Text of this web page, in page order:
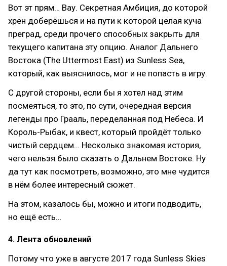
Вот эт прям… Вау. Секретная Амбиция, до которой
хрен доберёшься и на пути к которой целая куча
преград, среди прочего способных закрыть для
текущего капитана эту опцию. Аналог Дальнего
Востока (The Uttermost East) из Sunless Sea,
который, как выяснилось, мог и не попасть в игру.
С другой стороны, если бы я хотел над этим
посмеяться, то это, по сути, очередная версия
легенды про Грааль, переделанная под Небеса. И
Король-Рыбак, и квест, который пройдёт только
чистый сердцем… Несколько знакомая история,
чего нельзя было сказать о Дальнем Востоке. Ну
да тут как посмотреть, возможно, это мне чудится
в нём более интересный сюжет.
На этом, казалось бы, можно и итоги подводить,
но ещё есть…
4. Лента обновлений
Потому что уже в августе 2017 года Sunless Skies